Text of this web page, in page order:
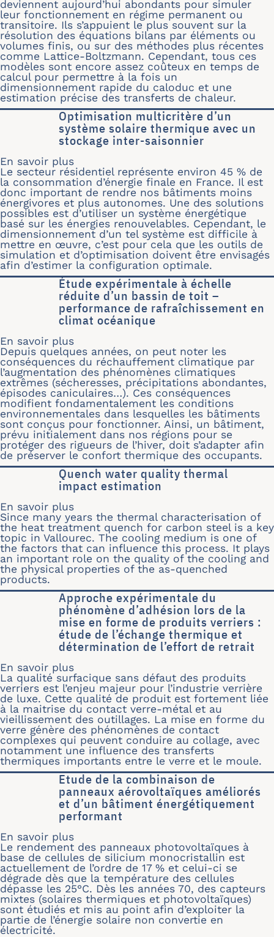
deviennent aujourd’hui abondants pour simuler
leur fonctionnement en régime permanent ou
transitoire. Ils s’appuient le plus souvent sur la
résolution des équations bilans par éléments ou
volumes finis, ou sur des méthodes plus récentes
comme Lattice-Boltzmann. Cependant, tous ces
modèles sont encore assez coûteux en temps de
calcul pour permettre à la fois un
dimensionnement rapide du caloduc et une
estimation précise des transferts de chaleur.
Optimisation multicritère d’un
système solaire thermique avec un
stockage inter-saisonnier
En savoir plus
Le secteur résidentiel représente environ 45 % de
la consommation d’énergie finale en France. Il est
donc important de rendre nos bâtiments moins
énergivores et plus autonomes. Une des solutions
possibles est d’utiliser un système énergétique
basé sur les énergies renouvelables. Cependant, le
dimensionnement d’un tel système est difficile à
mettre en œuvre, c’est pour cela que les outils de
simulation et d’optimisation doivent être envisagés
afin d’estimer la configuration optimale.
Étude expérimentale à échelle
réduite d’un bassin de toit –
performance de rafraîchissement en
climat océanique
En savoir plus
Depuis quelques années, on peut noter les
conséquences du réchauffement climatique par
l’augmentation des phénomènes climatiques
extrêmes (sécheresses, précipitations abondantes,
épisodes caniculaires…). Ces conséquences
modifient fondamentalement les conditions
environnementales dans lesquelles les bâtiments
sont conçus pour fonctionner. Ainsi, un bâtiment,
prévu initialement dans nos régions pour se
protéger des rigueurs de l’hiver, doit s’adapter afin
de préserver le confort thermique des occupants.
Quench water quality thermal
impact estimation
En savoir plus
Since many years the thermal characterisation of
the heat treatment quench for carbon steel is a key
topic in Vallourec. The cooling medium is one of
the factors that can influence this process. It plays
an important role on the quality of the cooling and
the physical properties of the as-quenched
products.
Approche expérimentale du
phénomène d’adhésion lors de la
mise en forme de produits verriers :
étude de l’échange thermique et
détermination de l’effort de retrait
En savoir plus
La qualité surfacique sans défaut des produits
verriers est l’enjeu majeur pour l’industrie verrière
de luxe. Cette qualité de produit est fortement liée
à la maitrise du contact verre-métal et au
vieillissement des outillages. La mise en forme du
verre génère des phénomènes de contact
complexes qui peuvent conduire au collage, avec
notamment une influence des transferts
thermiques importants entre le verre et le moule.
Etude de la combinaison de
panneaux aérovoltaïques améliorés
et d’un bâtiment énergétiquement
performant
En savoir plus
Le rendement des panneaux photovoltaïques à
base de cellules de silicium monocristallin est
actuellement de l’ordre de 17 % et celui-ci se
dégrade dès que la température des cellules
dépasse les 25°C. Dès les années 70, des capteurs
mixtes (solaires thermiques et photovoltaïques)
sont étudiés et mis au point afin d’exploiter la
partie de l’énergie solaire non convertie en
électricité.